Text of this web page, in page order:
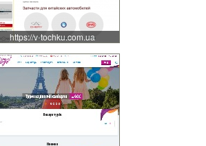
https://v-tochku.com.ua